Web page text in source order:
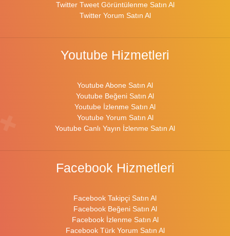
Twitter Tweet Görüntülenme Satın Al
Twitter Yorum Satın Al
Youtube Hizmetleri
Youtube Abone Satın Al
Youtube Beğeni Satın Al
Youtube İzlenme Satın Al
Youtube Yorum Satın Al
Youtube Canlı Yayın İzlenme Satın Al
Facebook Hizmetleri
Facebook Takipçi Satın Al
Facebook Beğeni Satın Al
Facebook İzlenme Satın Al
Facebook Türk Yorum Satın Al